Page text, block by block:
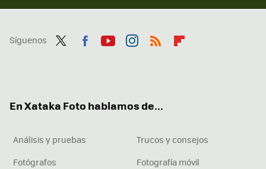
Síguenos
En Xataka Foto hablamos de...
Análisis y pruebas
Trucos y consejos
Fotógrafos
Fotografía móvil